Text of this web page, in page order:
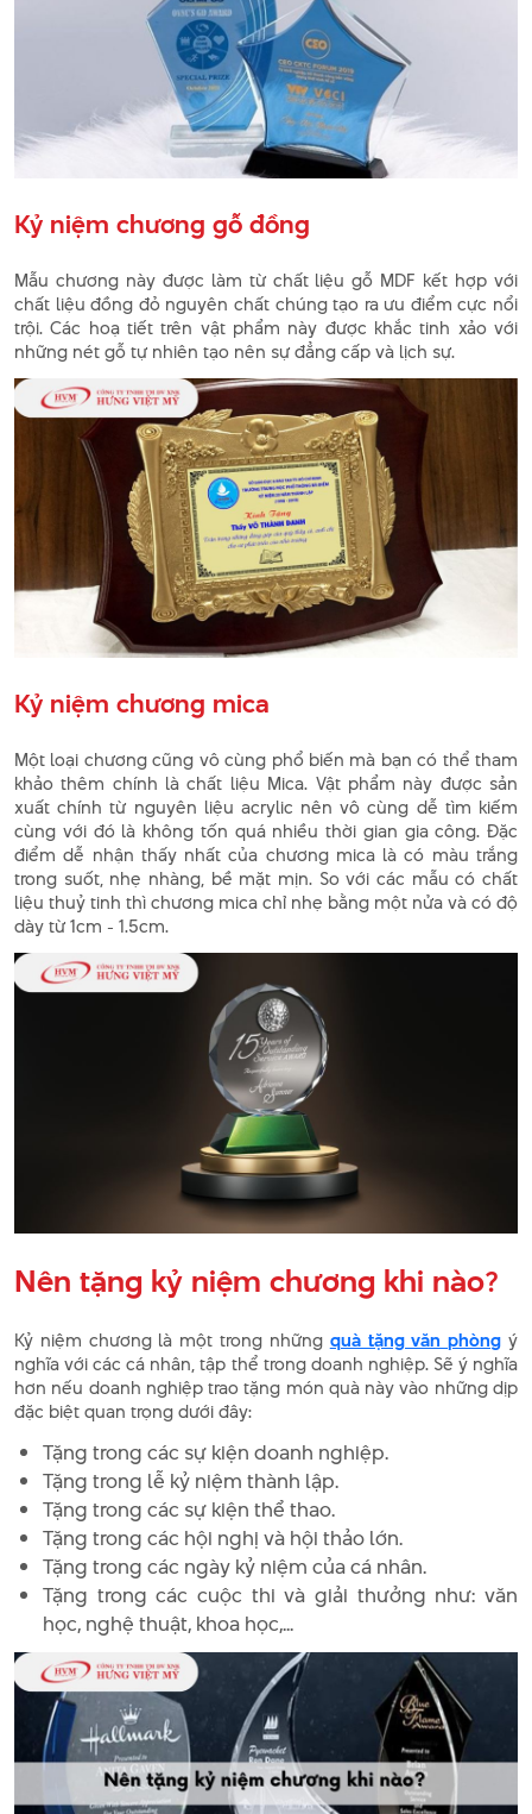
Kỷ niệm chương gỗ đồng
Mẫu chương này được làm từ chất liệu gỗ MDF kết hợp với
chất liệu đồng đỏ nguyên chất chúng tạo ra ưu điểm cực nổi
trội. Các hoạ tiết trên vật phẩm này được khắc tinh xảo với
những nét gỗ tự nhiên tạo nên sự đẳng cấp và lịch sự.
Kỷ niệm chương mica
Một loại chương cũng vô cùng phổ biến mà bạn có thể tham
khảo thêm chính là chất liệu Mica. Vật phẩm này được sản
xuất chính từ nguyên liệu acrylic nên vô cùng dễ tìm kiếm
cùng với đó là không tốn quá nhiều thời gian gia công. Đặc
điểm dễ nhận thấy nhất của chương mica là có màu trắng
trong suốt, nhẹ nhàng, bề mặt mịn. So với các mẫu có chất
liệu thuỷ tinh thì chương mica chỉ nhẹ bằng một nửa và có độ
dày từ 1cm - 1.5cm.
Nên tặng kỷ niệm chương khi nào?
Kỷ niệm chương là một trong những quà tặng văn phòng ý
nghĩa với các cá nhân, tập thể trong doanh nghiệp. Sẽ ý nghĩa
hơn nếu doanh nghiệp trao tặng món quà này vào những dịp
đặc biệt quan trọng dưới đây:
Tặng trong các sự kiện doanh nghiệp.
Tặng trong lễ kỷ niệm thành lập.
Tặng trong các sự kiện thể thao.
Tặng trong các hội nghị và hội thảo lớn.
Tặng trong các ngày kỷ niệm của cá nhân.
Tặng trong các cuộc thi và giải thưởng như: văn
học, nghệ thuật, khoa học,...